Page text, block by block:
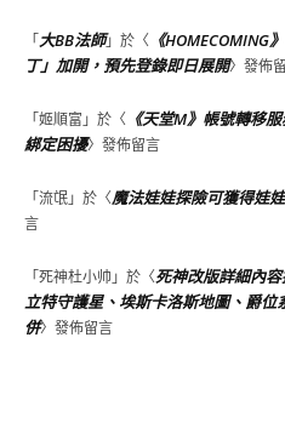
「大BB法師」於〈 《
丁」加開，預先登錄即日展開〉發佈
「姬順富 」於〈 《天堂M》帳號轉移
綁定困擾〉發佈留言
「流氓」於〈魔法娃娃探險可獲得娃
言
「死神杜小帅 」於〈死神改版詳細內
立特守護星、埃斯卡洛斯地圖、爵位
併〉發佈留言